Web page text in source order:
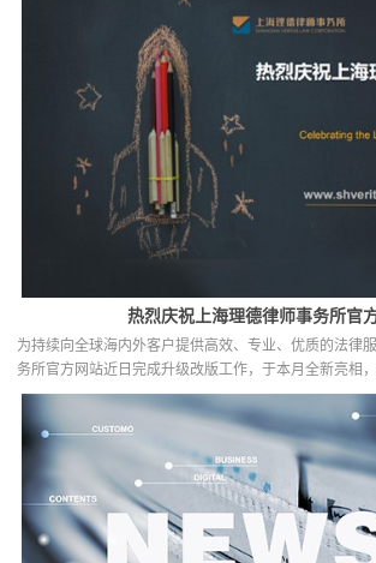
热烈庆祝上海理德律师事务所官
为持续向全球海内外客户提供高效、专业、优质的法律
务所官方网站近日完成升级改版工作，于本月全新亮相